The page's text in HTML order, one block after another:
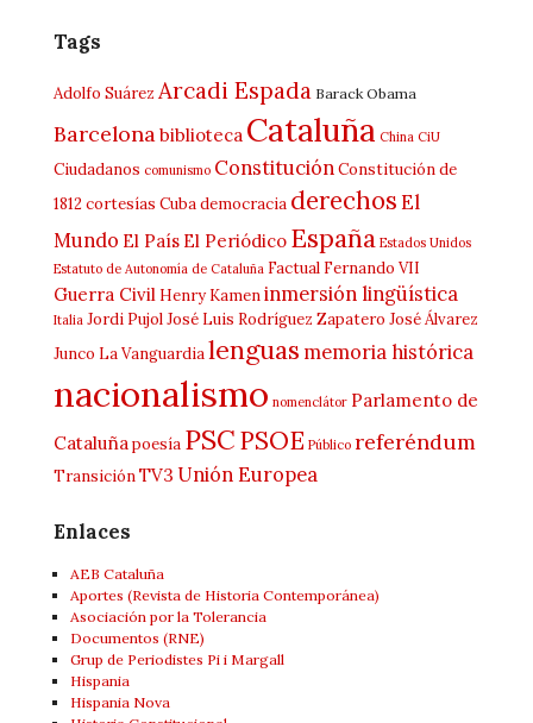
Tags
Adolfo Suárez Arcadi Espada Barack Obama
Barcelonabiblioteca Cataluña China CiU
Ciudadanos comunismo ConstituciónConstitución de
1812 cortesías Cubademocracia derechosEl
Mundo El País El Periódico España Estados Unidos
Estatuto de Autonomía de Cataluña Factual Fernando VII
Guerra Civil Henry Kameninmersión lingüística
Italia Jordi PujolJosé Luis Rodríguez Zapatero José Álvarez
Junco La Vanguardialenguas memoria histórica
nacionalismo nomenclátor Parlamento de
Cataluña poesía PSCPSOE Público referéndum
TransiciónTV3 Unión Europea
Enlaces
AEB Cataluña
Aportes (Revista de Historia Contemporánea)
Asociación por la Tolerancia
Documentos (RNE)
Grup de Periodistes Pi i Margall
Hispania
Hispania Nova